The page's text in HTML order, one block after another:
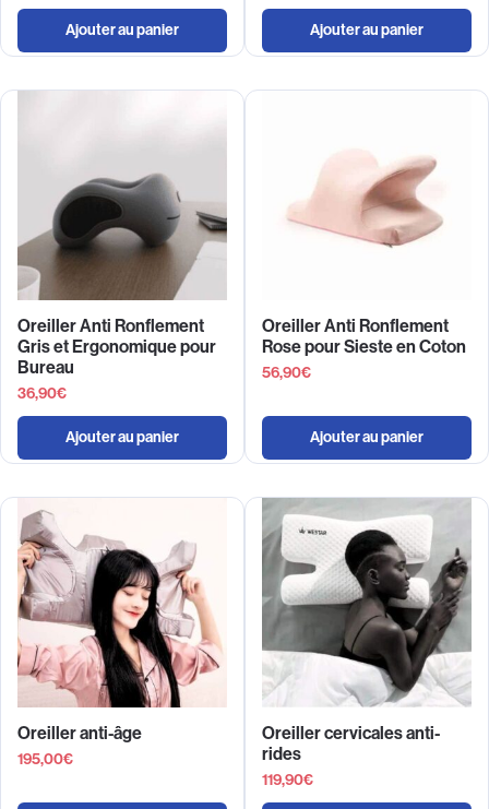
Ajouter au panier Ajouter au panier
Oreiller Anti Ronflement
Gris et Ergonomique pour
Bureau
36,90€
Ajouter au panier
Oreiller Anti Ronflement
Rose pour Sieste en Coton
56,90€
Ajouter au panier
Oreiller anti-âge
195,00€
Oreiller cervicales anti-
rides
119,90€